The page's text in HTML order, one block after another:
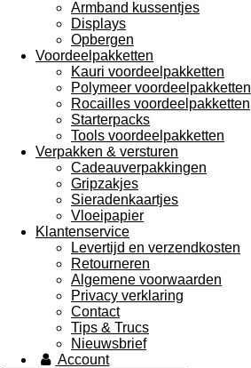
Armband kussentjes
Displays
Opbergen
Voordeelpakketten
Kauri voordeelpakketten
Polymeer voordeelpakketten
Rocailles voordeelpakketten
Starterpacks
Tools voordeelpakketten
Verpakken & versturen
Cadeauverpakkingen
Gripzakjes
Sieradenkaartjes
Vloeipapier
Klantenservice
Levertijd en verzendkosten
Retourneren
Algemene voorwaarden
Privacy verklaring
Contact
Tips & Trucs
Nieuwsbrief
Account